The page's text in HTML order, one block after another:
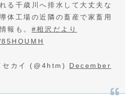
る千歳川へ排水して大丈夫な
体工場の近隣の畜産で家畜用
報も。 #相沢だより
セカイ (@4htm) December